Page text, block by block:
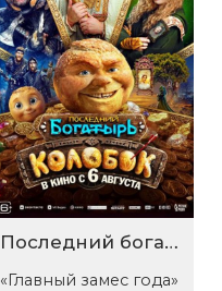
Последний богатырь. Колобок
«Главный замес года»